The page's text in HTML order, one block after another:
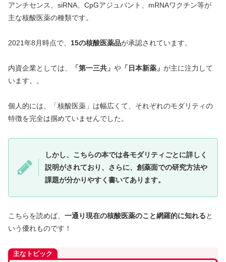
アンチセンス、siRNA、CpGアジュバント、mRNAワクチン等が
主な核酸医薬の種類です。
2021年8月時点で、 15の核酸医薬品が承認されています。
内資企業としては、 「第一三共」 や 「日本新薬」 が主に注力して
います。。
個人的には、「核酸医薬」は幅広くて、それぞれのモダリティの
特徴を完全は掴めていませんでした。
しかし、こちらの本では各モダリティごとに詳しく
説明がされており、さらに、創薬面での研究方法や
課題が分かりやすく書いてあります。
こちらを読めば、 一通り現在の核酸医薬のこと網羅的に知れると
いう優れものです！
主なトピック